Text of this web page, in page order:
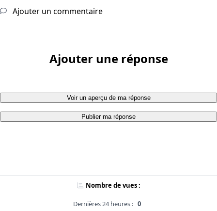
Ajouter un commentaire
Ajouter une réponse
Voir un aperçu de ma réponse
Publier ma réponse
Nombre de vues :
Dernières 24 heures : 0